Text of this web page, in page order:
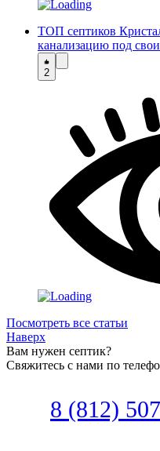
ТОП септиков
канализацию под
2
Посмотреть все статьи
Наверх
Вам нужен септик?
Свяжитесь с нами по
8 (812)